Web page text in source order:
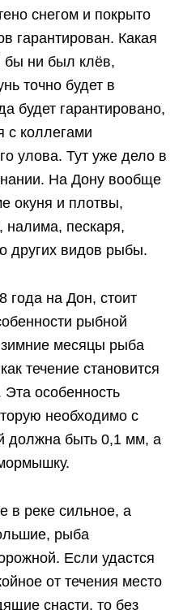
снегом и покрыто
гарантирован. Какая
бы ни был клёв,
точно будет в
будет гарантировано,
с коллегами
улова. Тут уже дело в
На Дону вообще
окуня и плотвы,
налима, пескаря,
других видов рыбы.
года на Дон, стоит
рыбной
месяцы рыба
течение становится
особенность
необходимо с
должна быть 0,1 мм, а
в реке сильное, а
рыба
Если удастся
от течения место
снасти, то без